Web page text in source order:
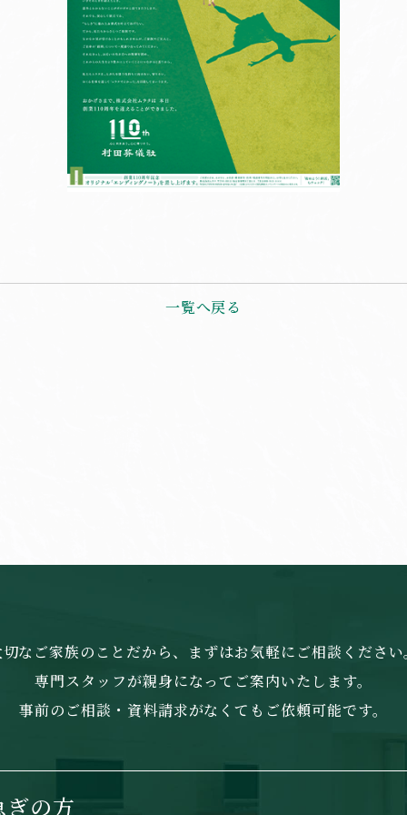
一覧へ戻る
なご家族のことだから、まずはお気軽にご相談くださ
専門スタッフが親身になってご案内いたします。
事前のご相談・資料請求がなくてもご依頼可能です。
の方